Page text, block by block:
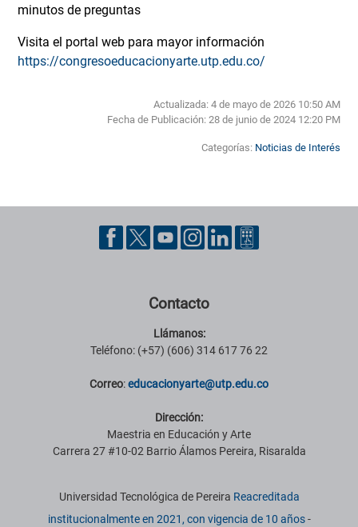
minutos de preguntas
Visita el portal web para mayor información
https://congresoeducacionyarte.utp.edu.co/
Actualizada: 4 de mayo de 2026 10:50 AM
Fecha de Publicación: 28 de junio de 2024 12:20 PM
Categorías: Noticias de Interés
Pie de página con información de contacto, redes sociales y datos
Contacto
Llámanos:
Teléfono: (+57) (606) 314 617 76 22
Correo:educacionyarte@utp.edu.co
Dirección:
Maestria en Educación y Arte
Carrera 27 #10-02 Barrio Álamos Pereira, Risaralda
Información institucional
Universidad Tecnológica de Pereira Reacreditada
institucionalmente en 2021, con vigencia de 10 años-